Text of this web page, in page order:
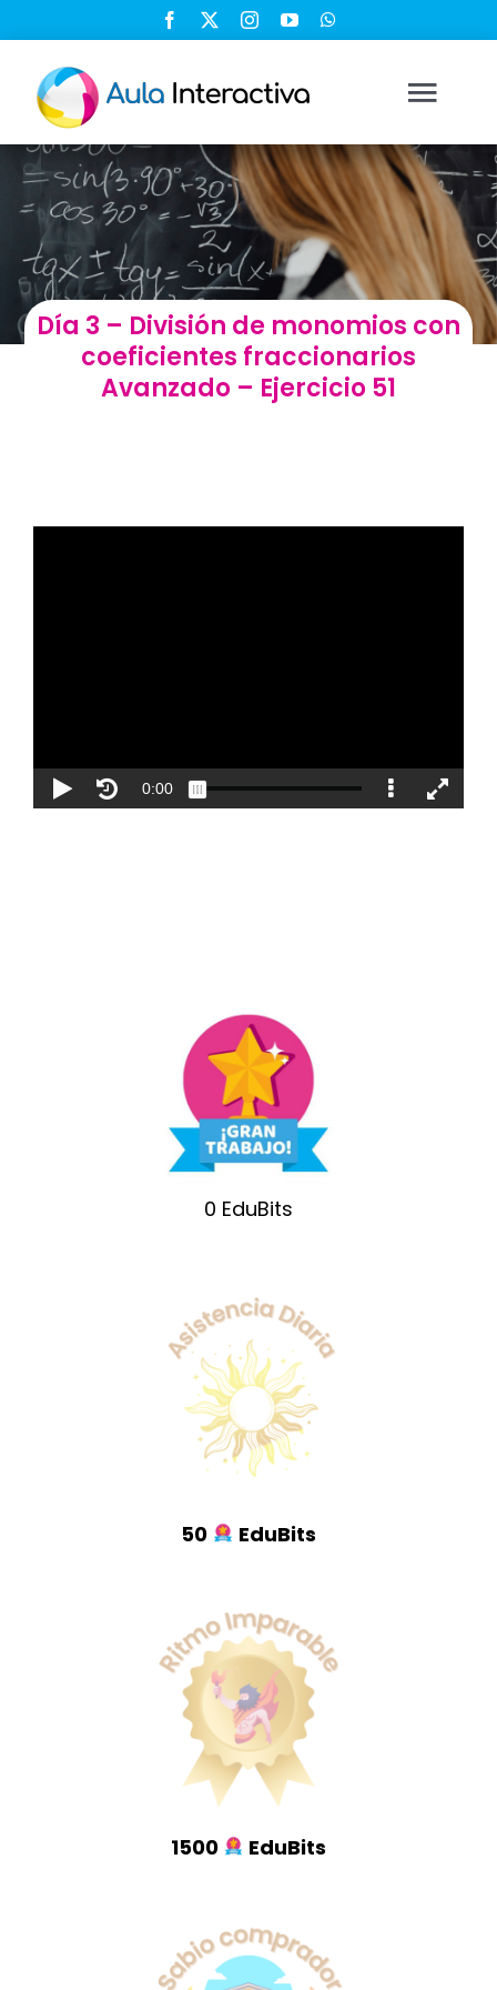
contenido
Ingresar
Registrarse
Nosotros
Soluciones
Día 3 – División de monomios con
coeficientes fraccionarios
Avanzado – Ejercicio 51
0 EduBits
50 EduBits
1500 EduBits